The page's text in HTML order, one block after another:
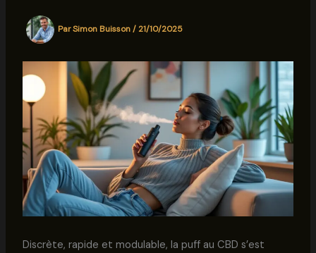
ParSimon Buisson/ 21/10/2025
Discrète, rapide et modulable, la puff au CBD s’est